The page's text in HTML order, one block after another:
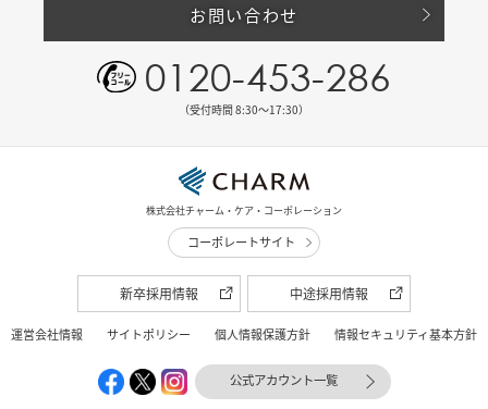
お問い合わせ
0120-453-286
（受付時間 8:30〜17:30）
株式会社チャーム・ケア・コーポレーション
コーポレートサイト
新卒採用情報 中途採用情報
運営会社情報 サイトポリシー 個人情報保護方針 情報セキュリティ基本方針
公式アカウント一覧